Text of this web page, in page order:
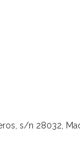
s/n 28032,